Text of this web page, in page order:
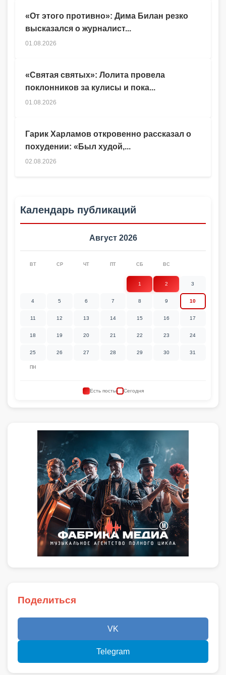
Гарик Харламов откровенно рассказал о
похудении: «Был худой,...
02.08.2026
«От этого противно»: Дима Билан резко
высказался о журналист...
01.08.2026
«Святая святых»: Лолита провела
поклонников за кулисы и пока...
01.08.2026
Календарь публикаций
Август 2026
ПН
ВТ СР ЧТ ПТ СБ ВС
1 2 3
4 5 6 7 8 9 10
11 12 13 14 15 16 17
18 19 20 21 22 23 24
25 26 27 28 29 30 31
Есть посты Сегодня
Поделиться
VK
Telegram